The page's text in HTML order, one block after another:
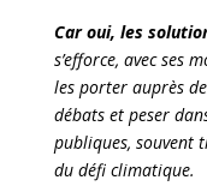
Car oui, les
s’efforce, avec ses
les porter auprès
débats et peser
publiques, souvent
du défi climatique.